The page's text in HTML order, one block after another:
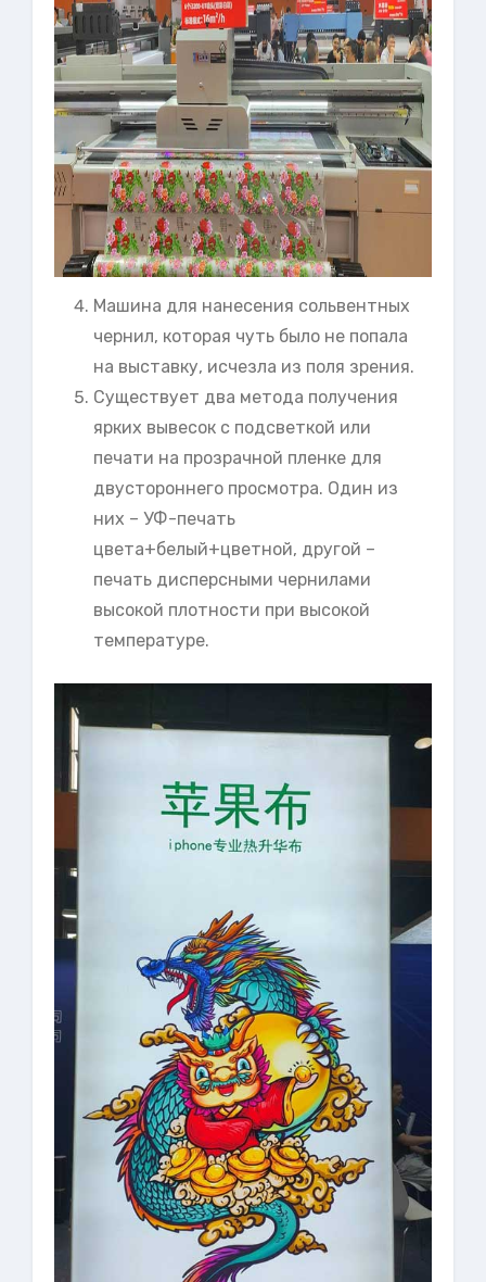
Машина для нанесения сольвентных
чернил, которая чуть было не попала
на выставку, исчезла из поля зрения.
Существует два метода получения
ярких вывесок с подсветкой или
печати на прозрачной пленке для
двустороннего просмотра. Один из
них – УФ-печать
цвета+белый+цветной, другой –
печать дисперсными чернилами
высокой плотности при высокой
температуре.